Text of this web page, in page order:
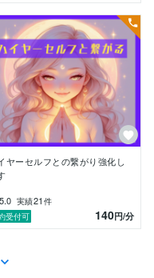
が、
と、
꒱◞
」感覚を
ヤーセルフとの繋がり強化し
5.0 実績21 件
受付可
140円/分